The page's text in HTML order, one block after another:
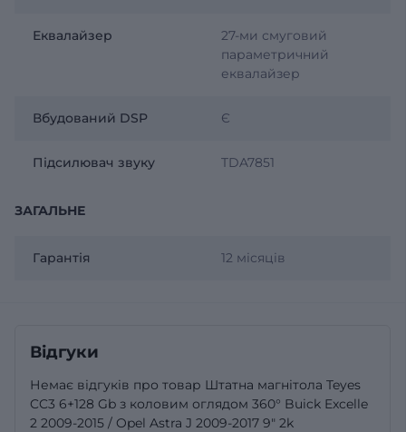
Еквалайзер
27-ми смуговий
параметричний
еквалайзер
Вбудований DSP Є
Підсилювач звуку TDA7851
ЗАГАЛЬНЕ
Гарантія 12 місяців
Відгуки
Немає відгуків про товар Штатна магнітола Teyes
CC3 6+128 Gb з коловим оглядом 360° Buick Excelle
2 2009-2015 / Opel Astra J 2009-2017 9" 2k